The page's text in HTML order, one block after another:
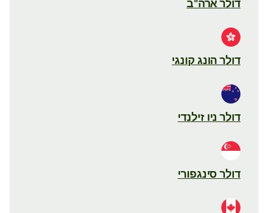
דולר ארה"ב
דולר הונג קונגי
דולר ניו זילנדי
דולר סינגפורי